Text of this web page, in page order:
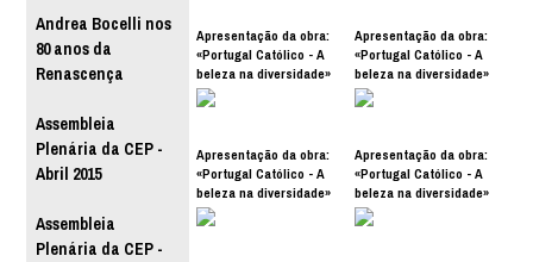
Andrea Bocelli nos
80 anos da
Renascença
Assembleia
Plenária da CEP -
Abril 2015
Assembleia
Plenária da CEP -
Apresentação da obra:
«Portugal Católico - A
beleza na diversidade»
Apresentação da obra:
«Portugal Católico - A
beleza na diversidade»
Apresentação da obra:
«Portugal Católico - A
beleza na diversidade»
Apresentação da obra:
«Portugal Católico - A
beleza na diversidade»